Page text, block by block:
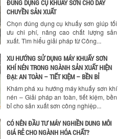
ĐÚNG DỤNG CỤ KHUẤY SƠN CHO DÂY
CHUYỀN SẢN XUẤT
Chọn đúng dụng cụ khuấy sơn giúp tối
ưu chi phí, nâng cao chất lượng sản
xuất. Tìm hiểu giải pháp từ Công...
XU HƯỚNG SỬ DỤNG MÁY KHUẤY SƠN
KHÍ NÉN TRONG NGÀNH SẢN XUẤT HIỆN
ĐẠI: AN TOÀN – TIẾT KIỆM – BỀN BỈ
Khám phá xu hướng máy khuấy sơn khí
nén – Giải pháp an toàn, tiết kiệm, bền
bỉ cho sản xuất sơn công nghiệp...
CÓ NÊN ĐẦU TƯ MÁY NGHIỀN DUNG MÔI
GIÁ RẺ CHO NGÀNH HÓA CHẤT?